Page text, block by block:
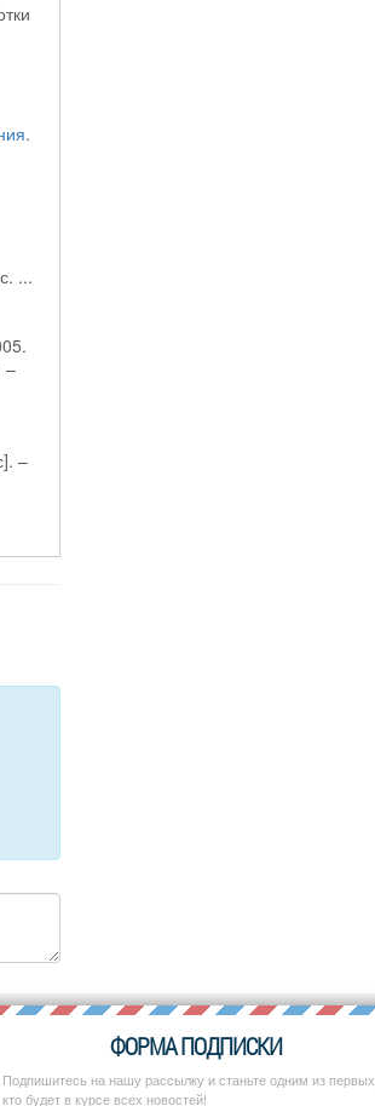
.
...
–
–
ФОРМА ПОДПИСКИ
Подпишитесь на нашу рассылку и станьте одним из первых,
кто будет в курсе всех новостей!